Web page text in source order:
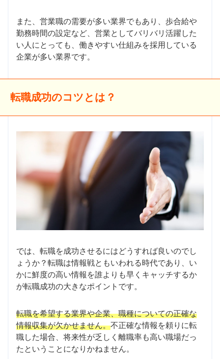
また、営業職の需要が多い業界でもあり、歩合給や
勤務時間の設定など、営業としてバリバリ活躍した
い人にとっても、働きやすい仕組みを採用している
企業が多い業界です。
転職成功のコツとは？
では、転職を成功させるにはどうすれば良いのでし
ょうか？転職は情報戦ともいわれる時代であり、い
かに鮮度の高い情報を誰よりも早くキャッチするか
が転職成功の大きなポイントです。
転職を希望する業界や企業、職種についての正確な
情報収集が欠かせません。不正確な情報を頼りに転
職した場合、将来性が乏しく離職率も高い職場だっ
たということになりかねません。